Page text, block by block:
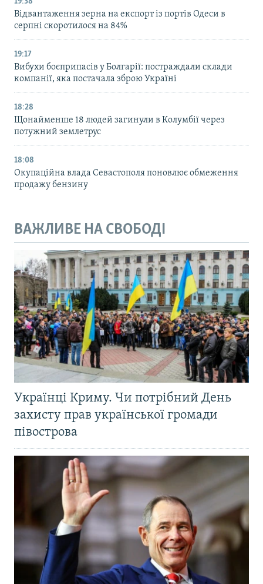
Відвантаження зерна на експорт із портів Одеси в
серпні скоротилося на 84%
19:17
Вибухи боєприпасів у Болгарії: постраждали склади
компанії, яка постачала зброю Україні
18:28
Щонайменше 18 людей загинули в Колумбії через
потужний землетрус
18:08
Окупаційна влада Севастополя поновлює обмеження
продажу бензину
ВАЖЛИВЕ НА СВОБОДІ
Українці Криму. Чи потрібний День
захисту прав української громади
півострова